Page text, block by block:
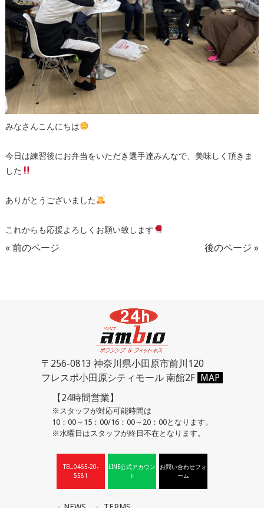
みなさんこんにちは
今日は練習後にお弁当をいただき選手達みんなで、美味しく頂きま
した
ありがとうございました
これからも応援よろしくお願い致します
« 前のページ 後のページ »
〒256-0813 神奈川県小田原市前川120
フレスポ小田原シティモール 南館2F MAP
【24時間営業】
※スタッフが対応可能時間は
10：00～15：00/16：00～20：00となります。
※水曜日はスタッフが終日不在となります。
TEL.0465-20-
5581
LINE公式アカウン
ト
お問い合わせフォ
ーム